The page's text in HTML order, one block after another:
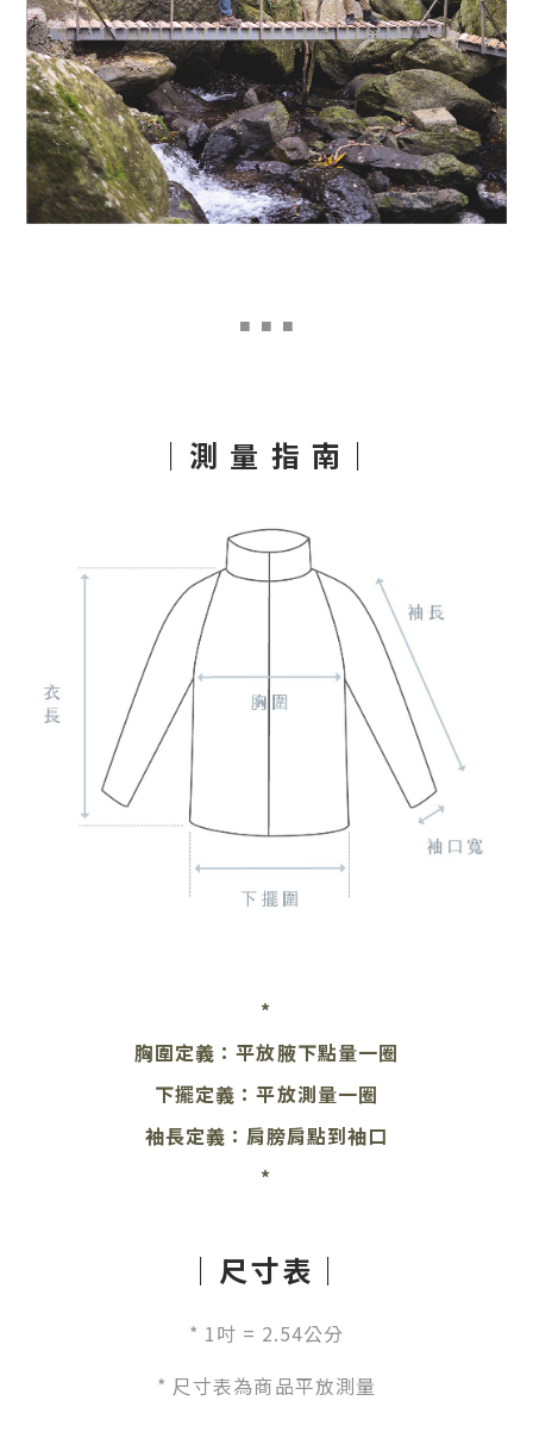
■ ■ ■
｜測 量 指 南｜
*
胸圍定義：平放腋下點量一圈
下擺定義：平放測量一圈
袖長定義：肩膀肩點到袖口
*
｜尺寸表｜
* 1吋 = 2.54公分
* 尺寸表為商品平放測量